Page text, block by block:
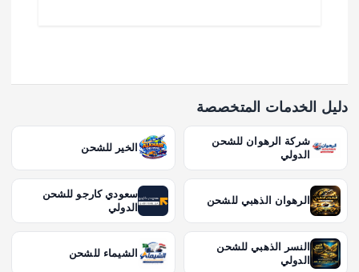
دليل الخدمات المتخصصة
شركة الرهوان للشحن
الدولي
الخير للشحن
الرهوان الذهبي للشحن
سعودي كارجو للشحن
الدولي
النسر الذهبي للشحن
الدولي
الشيماء للشحن